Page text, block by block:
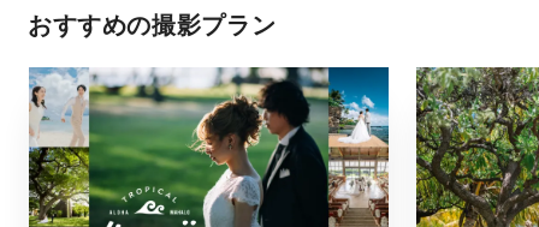
おすすめの撮影プラン